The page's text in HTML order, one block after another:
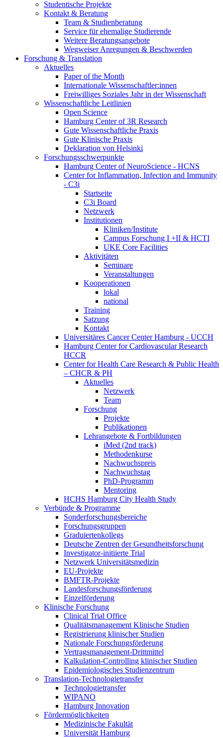
Studentische Projekte
Kontakt & Beratung
Team & Studienberatung
Service für ehemalige Studierende
Weitere Beratungsangebote
Wegweiser Anregungen & Beschwerden
Forschung & Translation
Aktuelles
Paper of the Month
Internationale Wissenschaftler:innen
Freiwilliges Soziales Jahr in der Wissenschaft
Wissenschaftliche Leitlinien
Open Science
Hamburg Center of 3R Research
Gute Wissenschaftliche Praxis
Gute Klinische Praxis
Deklaration von Helsinki
Forschungsschwerpunkte
Hamburg Center of NeuroScience - HCNS
Center for Inflammation, Infection and Immunity
- C3i
Startseite
C3i Board
Netzwerk
Institutionen
Kliniken/Institute
Campus Forschung I +II & HCTI
UKE Core Facilities
Aktivitäten
Seminare
Veranstaltungen
Kooperationen
lokal
national
Training
Satzung
Kontakt
Universitäres Cancer Center Hamburg - UCCH
Hamburg Center for Cardiovascular Research
HCCR
Center for Health Care Research & Public Health
– CHCR & PH
Aktuelles
Netzwerk
Team
Forschung
Projekte
Publikationen
Lehrangebote & Fortbildungen
iMed (2nd track)
Methodenkurse
Nachwuchspreis
Nachwuchstag
PhD-Programm
Mentoring
HCHS Hamburg City Health Study
Verbünde & Programme
Sonderforschungsbereiche
Forschungsgruppen
Graduiertenkollegs
Deutsche Zentren der Gesundheitsforschung
Investigator-initiierte Trial
Netzwerk Universitätsmedizin
EU-Projekte
BMFTR-Projekte
Landesforschungsförderung
Einzelförderung
Klinische Forschung
Clinical Trial Office
Qualitätsmanagement Klinische Studien
Registrierung klinischer Studien
Nationale Forschungsförderung
Vertragsmanagement-Drittmittel
Kalkulation-Controlling klinischer Studien
Epidemiologisches Studienzentrum
Translation-Technologietransfer
Technologietransfer
WIPANO
Hamburg Innovation
Fördermöglichkeiten
Medizinische Fakultät
Universität Hamburg